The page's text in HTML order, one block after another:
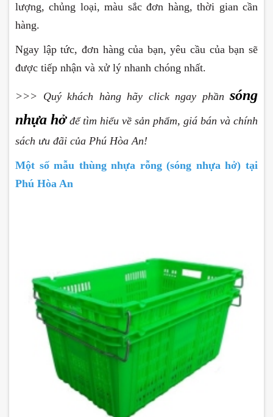
lượng, chủng loại, màu sắc đơn hàng, thời gian cần
hàng.
Ngay lập tức, đơn hàng của bạn, yêu cầu của bạn sẽ
được tiếp nhận và xử lý nhanh chóng nhất.
>>> Quý khách hàng hãy click ngay phần sóng
nhựa hở để tìm hiểu về sản phẩm, giá bán và chính
sách ưu đãi của Phú Hòa An!
Một số mẫu thùng nhựa rỗng (sóng nhựa hở) tại
Phú Hòa An